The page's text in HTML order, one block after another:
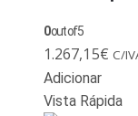
0out of 5
1.267,15€ C/
Adicionar
Vista Rápida